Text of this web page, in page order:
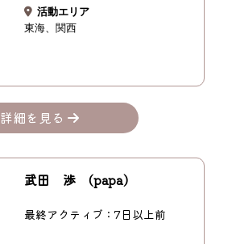
活動エリア
東海
関西
詳細を見る
武田 渉 (papa)
最終アクティブ：7日以上前